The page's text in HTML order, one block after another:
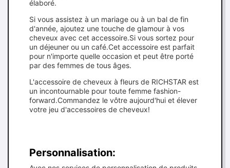
élaboré.
Si vous assistez à un mariage ou à un bal de fin
d'année, ajoutez une touche de glamour à vos
cheveux avec cet accessoire.Si vous sortez pour
un déjeuner ou un café.Cet accessoire est parfait
pour n'importe quelle occasion et peut être porté
par des femmes de tous âges.
L'accessoire de cheveux à fleurs de RICHSTAR est
un incontournable pour toute femme fashion-
forward.Commandez le vôtre aujourd'hui et élever
votre jeu d'accessoires de cheveux!
Personnalisation: